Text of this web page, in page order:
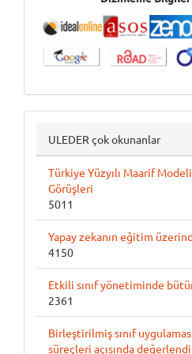
ULEDER çok okunanlar
Türkiye Yüzyılı Maarif
Görüşleri
5011
Yapay zekanın eğitim
4150
Etkili sınıf yönetiminde
2361
Birleştirilmiş sınıf
süreçleri açısında